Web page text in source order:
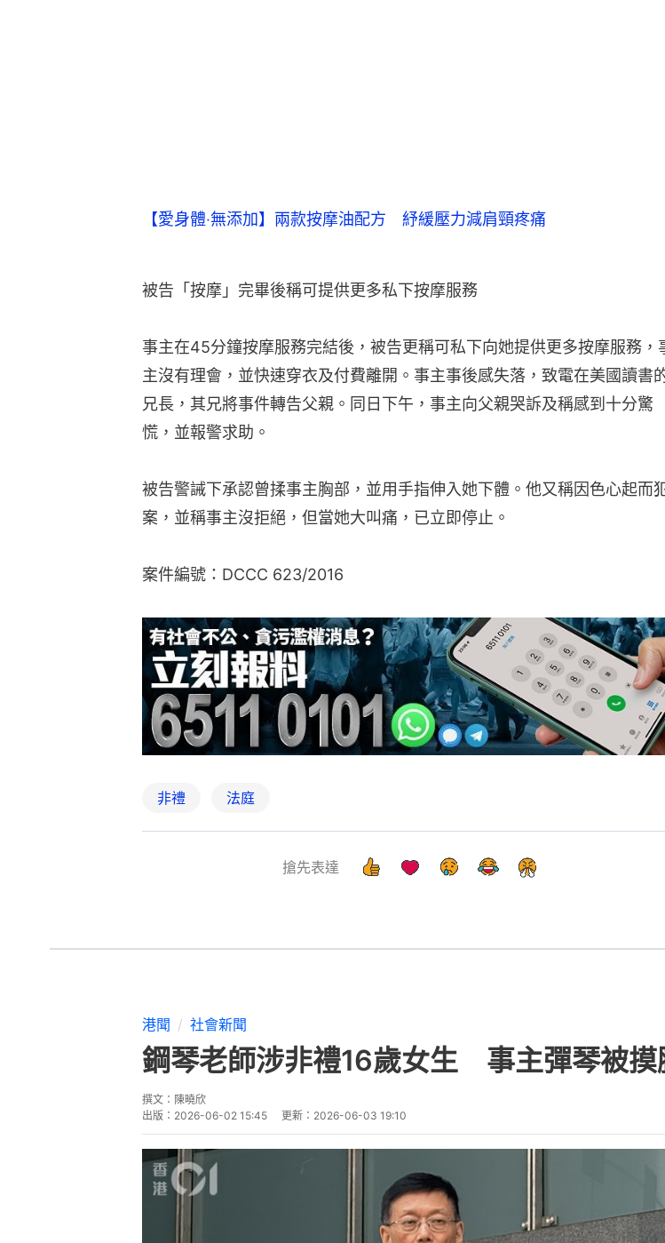
【愛身體‧無添加】兩款按摩油配方 紓緩壓力減肩頸疼痛
被告「按摩」完畢後稱可提供更多私下按摩服務
事主在45分鐘按摩服務完結後，被告更稱可私下向她提供更多按摩服務，
主沒有理會，並快速穿衣及付費離開。事主事後感失落，致電在美國讀書
兄長，其兄將事件轉告父親。同日下午，事主向父親哭訴及稱感到十分驚
慌，並報警求助。
被告警誡下承認曾揉事主胸部，並用手指伸入她下體。他又稱因色心起而
案，並稱事主沒拒絕，但當她大叫痛，已立即停止。
案件編號：DCCC 623/2016
非禮 法庭
搶先表達
港聞 社會新聞
鋼琴老師涉非禮16歲女生 事主彈琴被
撰文： 陳曉欣
出版： 2026-06-02 15:45 更新： 2026-06-03 19:10